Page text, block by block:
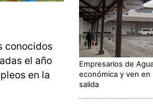
conocidos
el año
en la
Empresarios de
económica y ven en
salida